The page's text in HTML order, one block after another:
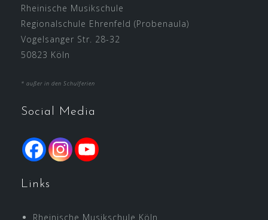
Rheinische Musikschule
Regionalschule Ehrenfeld (Probenaula)
Vogelsanger Str. 28-32
50823 Köln
* außer in den Schulferien
Social Media
Links
Rheinische Musikschule Köln